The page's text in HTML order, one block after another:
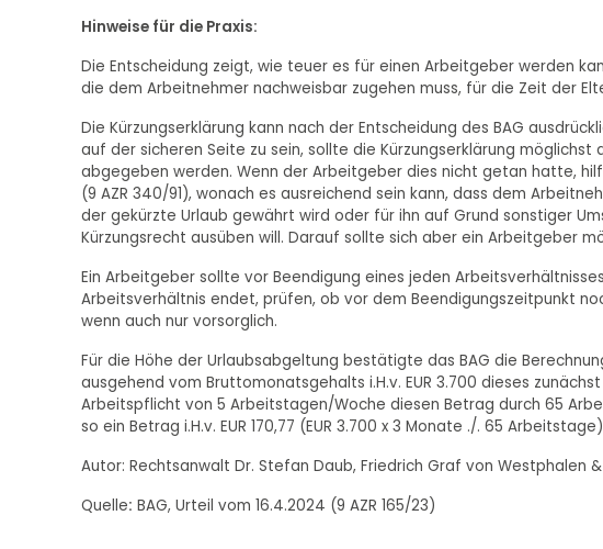
Hinweise für die Praxis:
Die Entscheidung zeigt, wie teuer es für einen Arbeitgeber werden
die dem Arbeitnehmer nachweisbar zugehen muss, für die Zeit der
Die Kürzungserklärung kann nach der Entscheidung des BAG
auf der sicheren Seite zu sein, sollte die Kürzungserklärung
abgegeben werden. Wenn der Arbeitgeber dies nicht getan hatte,
(9 AZR 340/91), wonach es ausreichend sein kann, dass dem
der gekürzte Urlaub gewährt wird oder für ihn auf Grund sonstiger
Kürzungsrecht ausüben will. Darauf sollte sich aber ein Arbeitgeber
Ein Arbeitgeber sollte vor Beendigung eines jeden
Arbeitsverhältnis endet, prüfen, ob vor dem Beendigungszeitpunkt
wenn auch nur vorsorglich.
Für die Höhe der Urlaubsabgeltung bestätigte das BAG die
ausgehend vom Bruttomonatsgehalts i.H.v. EUR 3.700 dieses
Arbeitspflicht von 5 Arbeitstagen/Woche diesen Betrag durch 65
so ein Betrag i.H.v. EUR 170,77 (EUR 3.700 x 3 Monate ./. 65
Autor: Rechtsanwalt Dr. Stefan Daub, Friedrich Graf von Westphalen
Quelle: BAG, Urteil vom 16.4.2024 (9 AZR 165/23)